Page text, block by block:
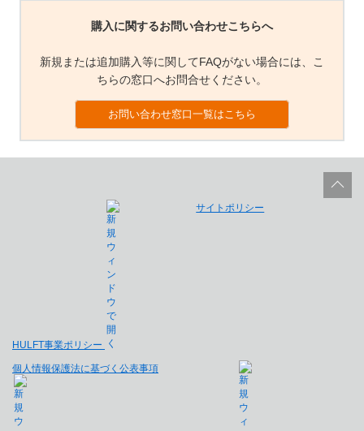
購入に関するお問い合わせこちらへ
新規または追加購入等に関してFAQがない場合には、こ
ちらの窓口へお問合せください。
お問い合わせ窓口一覧はこちら
HULFT事業ポリシー
サイトポリシー
個人情報保護法に基づく公表事項